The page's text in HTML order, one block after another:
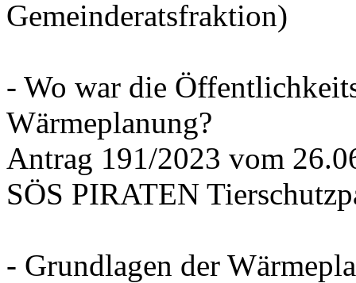
Gemeinderatsfraktion)
- Wo war die
Wärmeplanung?
Antrag 191/2023 vom
SÖS PIRATEN
- Grundlagen der